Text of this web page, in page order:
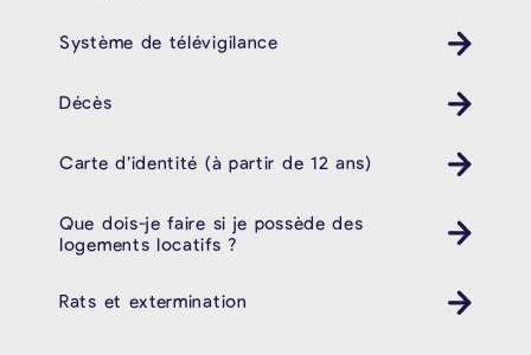
Système de télévigilance
Décès
Carte d’identité (à partir de 12 ans)
Que dois-je faire si je possède des
logements locatifs ?
Rats et extermination